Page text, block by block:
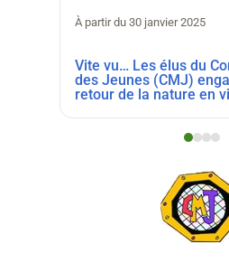
À partir du 30 janvier 2025
Vite vu… Les élus du Conseil Municipal
des Jeunes (CMJ)
retour de la nature en